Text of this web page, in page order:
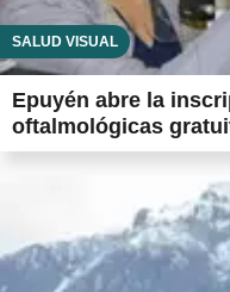
SALUD VISUAL
Epuyén abre la
oftalmológicas